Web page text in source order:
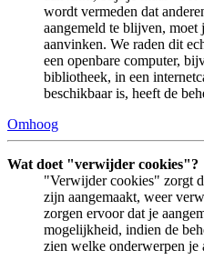
wordt vermeden dat
aangemeld te blijven, moet
aanvinken. We raden dit
een openbare computer,
bibliotheek, in een
beschikbaar is, heeft de
Omhoog
Wat doet "verwijder cookies"?
"Verwijder cookies" zorgt
zijn aangemaakt, weer
zorgen ervoor dat je
mogelijkheid, indien de
zien welke onderwerpen je